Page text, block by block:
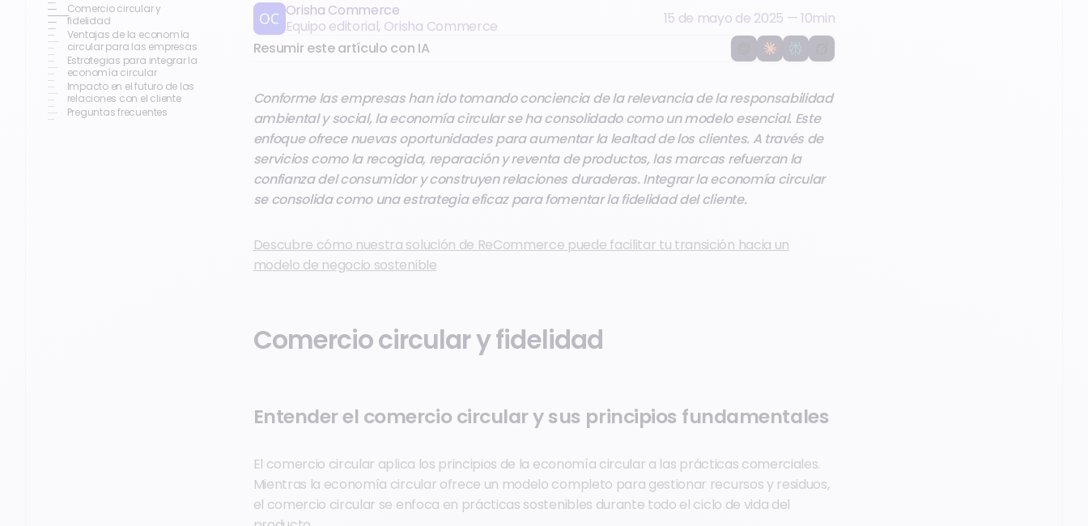
Comercio circular y
fidelidad
Ventajas de la economía
circular para las empresas
Estrategias para integrar la
economía circular
Impacto en el futuro de las
relaciones con el cliente
Preguntas frecuentes
Orisha Commerce
Equipo editorial, Orisha Commerce
15 de mayo de 2025 —10min
Resumir este artículo con IA
Conforme las empresas han ido tomando conciencia de la relevancia de la responsabilidad
ambiental y social, la economía circular se ha consolidado como un modelo esencial. Este
enfoque ofrece nuevas oportunidades para aumentar la lealtad de los clientes. A través de
servicios como la recogida, reparación y reventa de productos, las marcas refuerzan la
confianza del consumidor y construyen relaciones duraderas. Integrar la economía circular
se consolida como una estrategia eficaz para fomentar la fidelidad del cliente.
Descubre cómo nuestra solución de ReCommerce puede facilitar tu transición hacia un
modelo de negocio sostenible
Comercio circular y fidelidad
Entender el comercio circular y sus principios fundamentales
El comercio circular aplica los principios de la economía circular a las prácticas comerciales.
Mientras la economía circular ofrece un modelo completo para gestionar recursos y residuos,
el comercio circular se enfoca en prácticas sostenibles durante todo el ciclo de vida del